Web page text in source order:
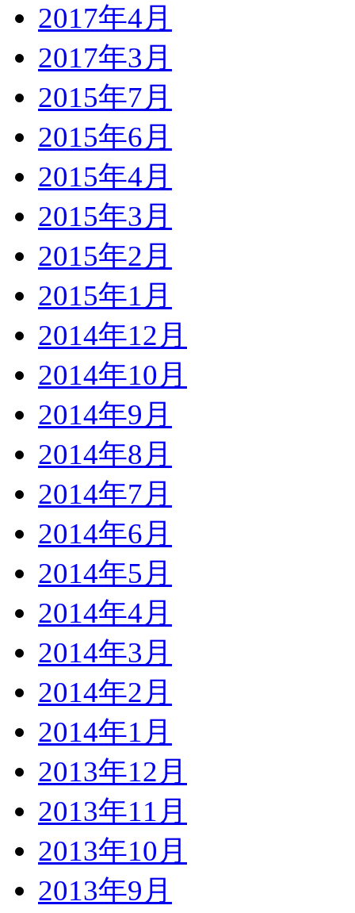
2017年4月
2017年3月
2015年7月
2015年6月
2015年4月
2015年3月
2015年2月
2015年1月
2014年12月
2014年10月
2014年9月
2014年8月
2014年7月
2014年6月
2014年5月
2014年4月
2014年3月
2014年2月
2014年1月
2013年12月
2013年11月
2013年10月
2013年9月